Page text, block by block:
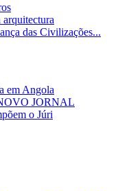
arquitectura
das Civilizações...
em Angola
JORNAL
o Júri